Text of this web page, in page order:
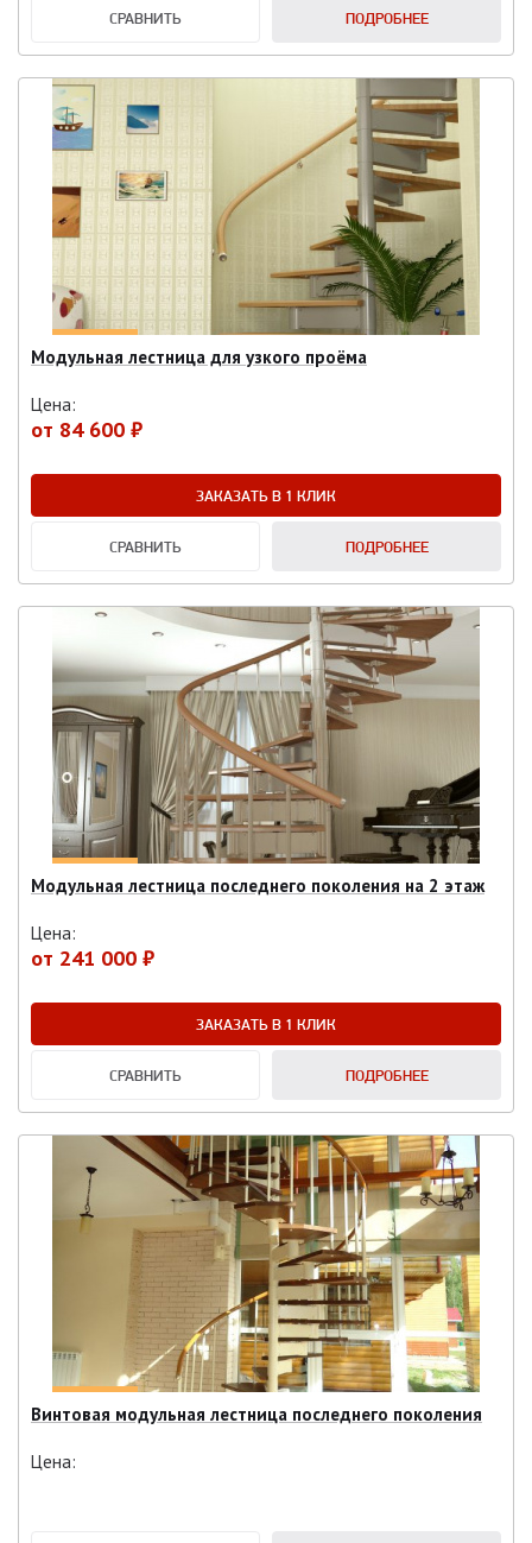
СРАВНИТЬ ПОДРОБНЕЕ
Модульная лестница для узкого проёма
Цена:
от 84 600 ₽
ЗАКАЗАТЬ В 1 КЛИК
СРАВНИТЬ ПОДРОБНЕЕ
Модульная лестница последнего поколения на 2 этаж
Цена:
от 241 000 ₽
ЗАКАЗАТЬ В 1 КЛИК
СРАВНИТЬ ПОДРОБНЕЕ
Винтовая модульная лестница последнего поколения
Цена: